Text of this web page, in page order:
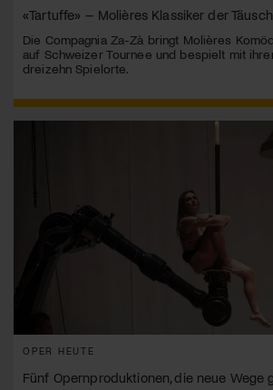
«Tartuffe» – Molières Klassiker der
Die Compagnia Za-Zà bringt Molières
auf Schweizer Tournee und bespielt mit
dreizehn Spielorte.
OPER HEUTE
Fünf Opernproduktionen, die neue Wege